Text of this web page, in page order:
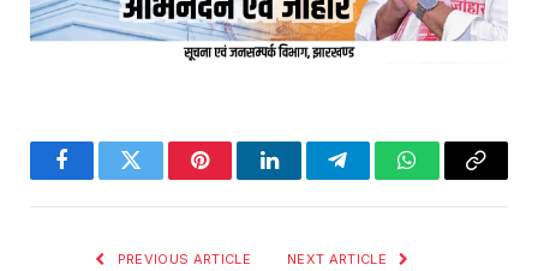
FacebookTwitter PinterestLinkedInTelegramWhatsApp
Copy
PREVIOUS ARTICLE NEXT ARTICLE